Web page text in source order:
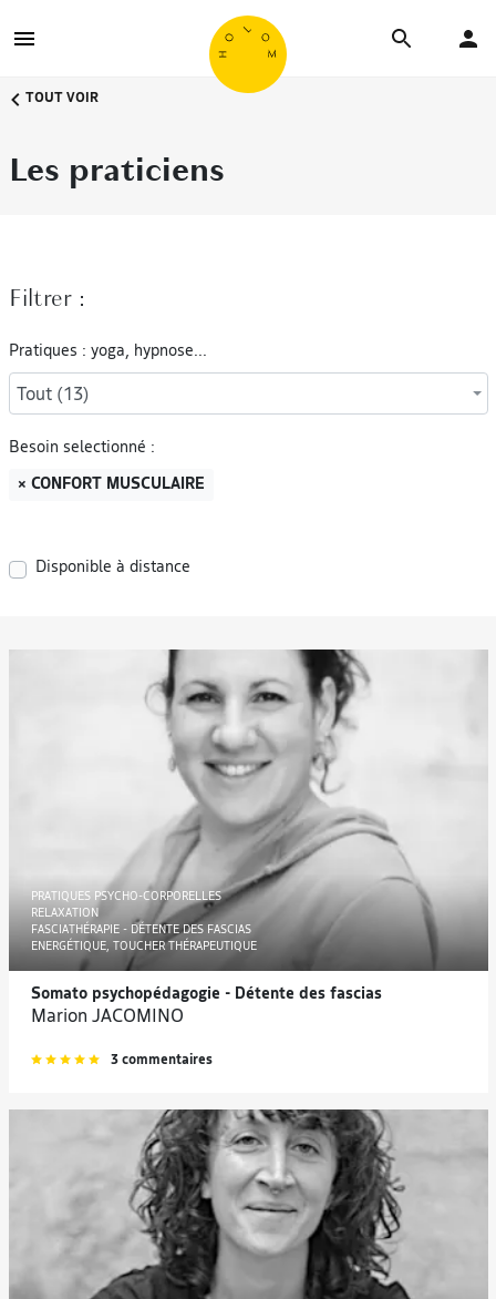
TOUT VOIR
Les praticiens
Filtrer :
Pratiques : yoga, hypnose...
Tout (13)
Besoin selectionné :
× CONFORT MUSCULAIRE
Disponible à distance
PRATIQUES PSYCHO-CORPORELLES
RELAXATION
FASCIATHÉRAPIE - DÉTENTE DES FASCIAS
ENERGÉTIQUE, TOUCHER THÉRAPEUTIQUE
Somato psychopédagogie - Détente des fascias
Marion JACOMINO
3 commentaires